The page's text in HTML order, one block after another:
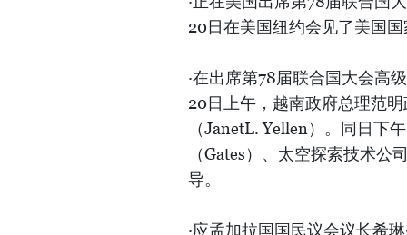
20日在美国纽约会见了美国
·在出席第78届联合国大会高
20日上午，越南政府总理范
（JanetL. Yellen）。同日下
（Gates）、太空探索技术公
导。
·应孟加拉国国民议会议长希